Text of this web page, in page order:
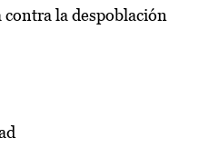
la despoblación